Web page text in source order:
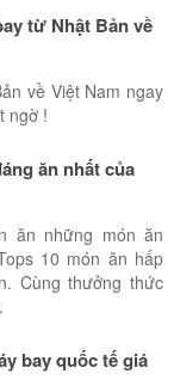
từ Nhật Bản về
về Việt Nam ngay
ngờ !
ăn nhất của
ăn những món ăn
10 món ăn hấp
Cùng thưởng thức
bay quốc tế giá